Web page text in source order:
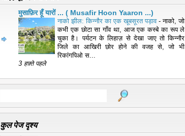
मुसाफ़िर हूँ यारों ... ( Musafir Hoon Yaaron ...)
नाको झील: किन्नौर का एक खूबसूरत पड़ाव-नाको, जो
कभी एक छोटा सा गाँव था, आज एक कस्बे का रूप ले
चुका है। पर्यटन के लिहाज़ से देखा जाए तो किन्नौर
जिले का आखिरी छोर होने की वजह से, जो भी
रिकांगपिओ स...
3 हफ़्ते पहले
कुल पेज दृश्य